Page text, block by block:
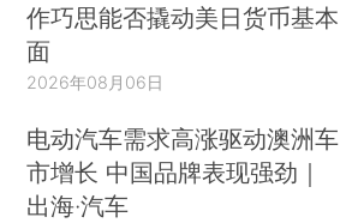
作巧思能否撬动美日货币基本
面
2026年08月06日
电动汽车需求高涨驱动澳洲车
市增长 中国品牌表现强劲｜
出海·汽车